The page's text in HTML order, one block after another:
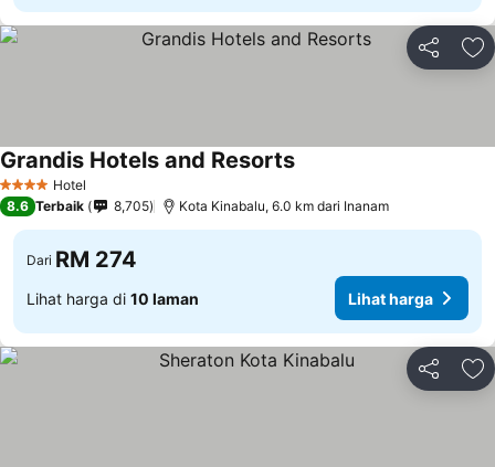
Kongsi
4 BintangHotel
Grandis Hotels and ResortsLihat harga
8.6 Terbaik 8,705 Kota Kinabalu, 6.0 km dari Inanam
Dari RM 274
Lihat harga di 10 laman Lihat harga
Kongsi